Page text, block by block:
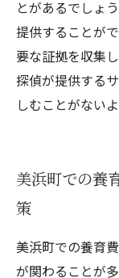
とがあるでしょ
提供することが
要な証拠を収集
探偵が提供する
しむことがない
美浜町での養
策
美浜町での養育
が関わることが